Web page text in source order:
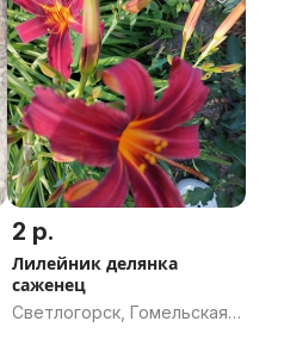
2 р.
Лилейник делянка
саженец
Светлогорск, Гомельская